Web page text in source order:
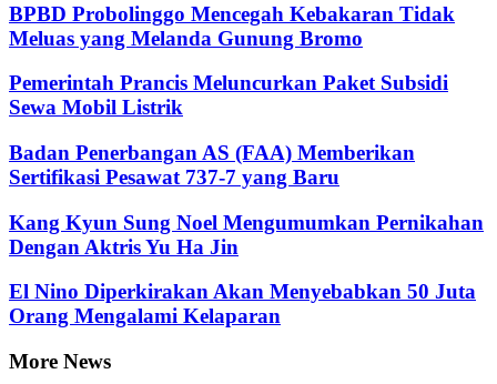
BPBD Probolinggo Mencegah Kebakaran Tidak
Meluas yang Melanda Gunung Bromo
Pemerintah Prancis Meluncurkan Paket Subsidi
Sewa Mobil Listrik
Badan Penerbangan AS (FAA) Memberikan
Sertifikasi Pesawat 737-7 yang Baru
Kang Kyun Sung Noel Mengumumkan Pernikahan
Dengan Aktris Yu Ha Jin
El Nino Diperkirakan Akan Menyebabkan 50 Juta
Orang Mengalami Kelaparan
More News